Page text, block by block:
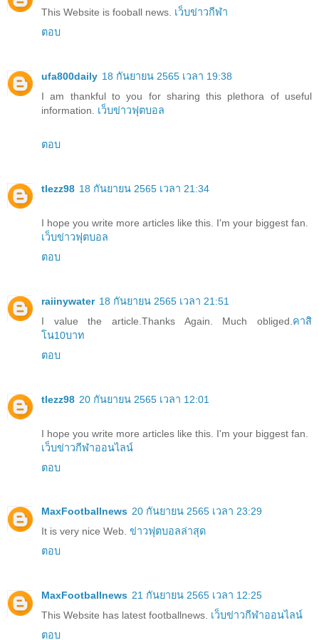
This Website is fooball news. เว็บข่าวกีฬา
ตอบ
ufa800daily 18 กันยายน 2565 เวลา 19:38
I am thankful to you for sharing this plethora of useful
information. เว็บข่าวฟุตบอล
ตอบ
tlezz98 18 กันยายน 2565 เวลา 21:34
I hope you write more articles like this. I'm your biggest fan.
เว็บข่าวฟุตบอล
ตอบ
raiinywater 18 กันยายน 2565 เวลา 21:51
I value the article.Thanks Again. Much obliged. คาสิ
โน10บาท
ตอบ
tlezz98 20 กันยายน 2565 เวลา 12:01
I hope you write more articles like this. I'm your biggest fan.
เว็บข่าวกีฬาออนไลน์
ตอบ
MaxFootballnews 20 กันยายน 2565 เวลา 23:29
It is very nice Web. ข่าวฟุตบอลล่าสุด
ตอบ
MaxFootballnews 21 กันยายน 2565 เวลา 12:25
This Website has latest footballnews. เว็บข่าวกีฬาออนไลน์
ตอบ